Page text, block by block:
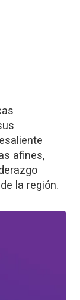
afines,
la región.